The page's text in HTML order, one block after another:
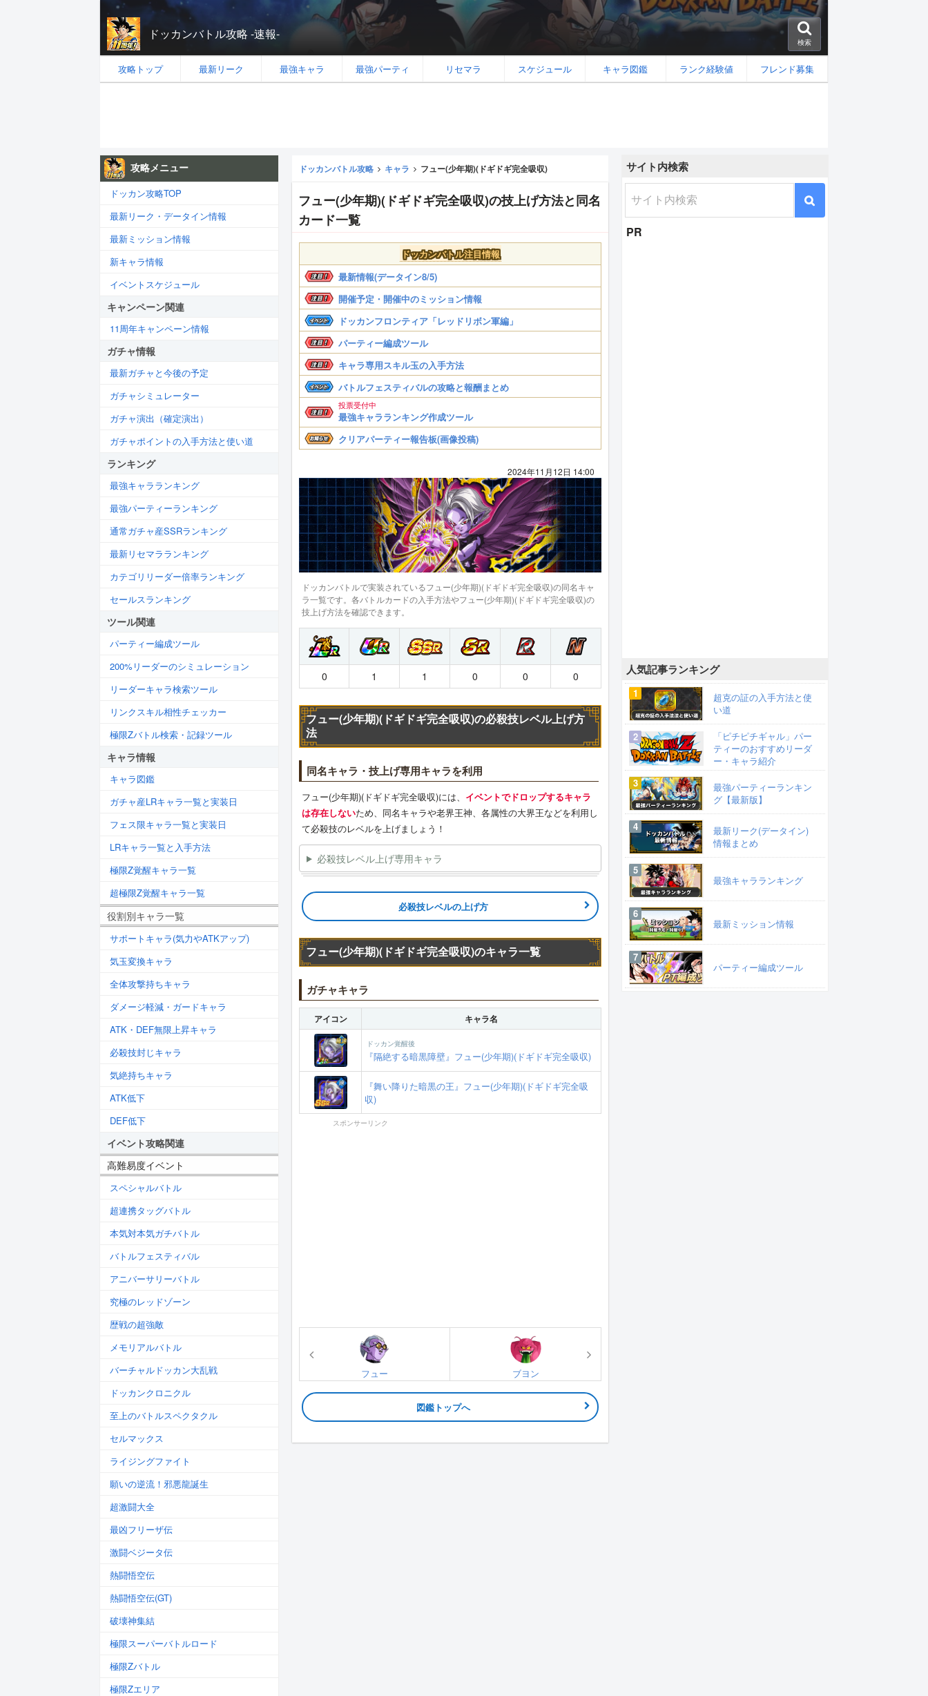
ドッカンバトル攻略 -速報-
検索
攻略トップ 最新リーク 最強キャラ 最強パーティ リセマラ スケジュール キャラ図鑑 ランク経験値 フレンド募集
ドッカンバトル攻略 キャラ フュー(少年期)(ドギドギ完全吸収)
フュー(少年期)(ドギドギ完全吸収)の技上げ方法と同名
カード一覧
ドッカンバトル注目情報
最新情報(データイン8/5)
開催予定・開催中のミッション情報
ドッカンフロンティア「レッドリボン軍編」
パーティー編成ツール
キャラ専用スキル玉の入手方法
バトルフェスティバルの攻略と報酬まとめ
投票受付中
最強キャラランキング作成ツール
クリアパーティー報告板(画像投稿)
2024年11月12日 14:00
ドッカンバトルで実装されているフュー(少年期)(ドギドギ完全吸収)の同名キャ
ラ一覧です。各バトルカードの入手方法やフュー(少年期)(ドギドギ完全吸収)の
技上げ方法を確認できます。
0 1 1 0 0 0
フュー(少年期)(ドギドギ完全吸収)の必殺技レベル上げ方
法
同名キャラ・技上げ専用キャラを利用
フュー(少年期)(ドギドギ完全吸収)には、 イベントでドロップするキャラ
は存在しないため、同名キャラや老界王神、各属性の大界王などを利用し
て必殺技のレベルを上げましょう！
必殺技レベル上げ専用キャラ
必殺技レベルの上げ方
フュー(少年期)(ドギドギ完全吸収)のキャラ一覧
ガチャキャラ
アイコン キャラ名
ドッカン覚醒後
『隔絶する暗黒障壁』フュー(少年期)(ドギドギ完全吸収)
『舞い降りた暗黒の王』フュー(少年期)(ドギドギ完全吸
収)
スポンサーリンク
フュー ブヨン
図鑑トップへ
攻略メニュー
ドッカン攻略TOP
最新リーク・データイン情報
最新ミッション情報
新キャラ情報
イベントスケジュール
キャンペーン関連
11周年キャンペーン情報
ガチャ情報
最新ガチャと今後の予定
ガチャシミュレーター
ガチャ演出（確定演出）
ガチャポイントの入手方法と使い道
ランキング
最強キャラランキング
最強パーティーランキング
通常ガチャ産SSRランキング
最新リセマラランキング
カテゴリリーダー倍率ランキング
セールスランキング
ツール関連
パーティー編成ツール
200%リーダーのシミュレーション
リーダーキャラ検索ツール
リンクスキル相性チェッカー
極限Zバトル検索・記録ツール
キャラ情報
キャラ図鑑
ガチャ産LRキャラ一覧と実装日
フェス限キャラ一覧と実装日
LRキャラ一覧と入手方法
極限Z覚醒キャラ一覧
超極限Z覚醒キャラ一覧
役割別キャラ一覧
サポートキャラ(気力やATKアップ)
気玉変換キャラ
全体攻撃持ちキャラ
ダメージ軽減・ガードキャラ
ATK・DEF無限上昇キャラ
必殺技封じキャラ
気絶持ちキャラ
ATK低下
DEF低下
イベント攻略関連
高難易度イベント
スペシャルバトル
超連携タッグバトル
本気対本気ガチバトル
バトルフェスティバル
アニバーサリーバトル
究極のレッドゾーン
歴戦の超強敵
メモリアルバトル
バーチャルドッカン大乱戦
ドッカンクロニクル
至上のバトルスペクタクル
セルマックス
ライジングファイト
願いの逆流！邪悪龍誕生
超激闘大全
最凶フリーザ伝
激闘ベジータ伝
熱闘悟空伝
熱闘悟空伝(GT)
破壊神集結
極限スーパーバトルロード
極限Zバトル
極限Zエリア
サイト内検索
PR
人気記事ランキング
超克の証の入手方法と使
い道
「ピチピチギャル」パー
ティーのおすすめリーダ
ー・キャラ紹介
最強パーティーランキン
グ【最新版】
最新リーク(データイン)
情報まとめ
最強キャラランキング
最新ミッション情報
パーティー編成ツール